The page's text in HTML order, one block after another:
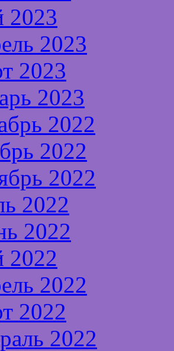
2023
2023
2023
2023
2022
2022
2022
2022
2022
2022
2022
2022
2022